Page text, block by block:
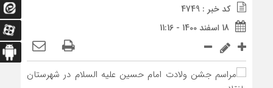
کد خبر : 4749
18 اسفند 1400 - 11:16